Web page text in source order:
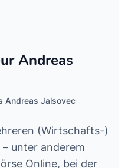
Andreas
Andreas Jalsovec
(Wirtschafts-)
unter anderem
Online, bei der